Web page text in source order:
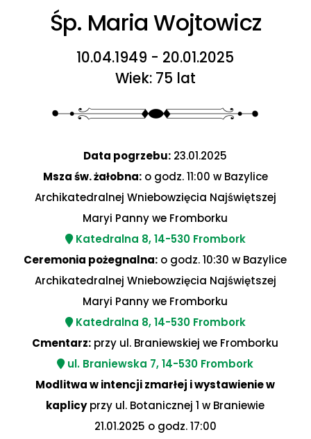
Śp. Maria Wojtowicz
10.04.1949 - 20.01.2025
Wiek: 75 lat
Data pogrzebu: 23.01.2025
Msza św. żałobna:o godz. 11:00 w Bazylice
Archikatedralnej Wniebowzięcia Najświętszej
Maryi Panny we Fromborku
Katedralna 8, 14-530 Frombork
Ceremonia pożegnalna: o godz. 10:30 w Bazylice
Archikatedralnej Wniebowzięcia Najświętszej
Maryi Panny we Fromborku
Katedralna 8, 14-530 Frombork
Cmentarz: przy ul. Braniewskiej we Fromborku
ul. Braniewska 7, 14-530 Frombork
Modlitwa w intencji zmarłej i wystawienie w
kaplicyprzy ul. Botanicznej 1 w Braniewie
21.01.2025 o godz. 17:00